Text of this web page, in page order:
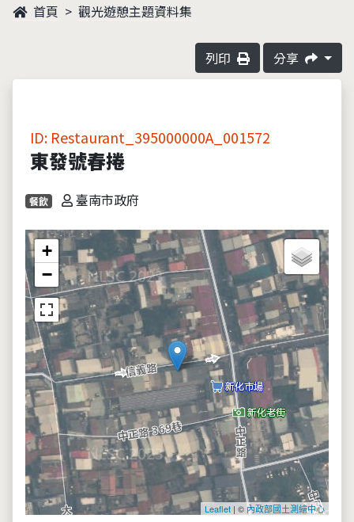
首頁 觀光遊憩主題資料集
列印 分享
ID: Restaurant_395000000A_001572
東發號春捲
餐飲 臺南市政府
+
−
Leaflet | © 內政部國土測繪中心